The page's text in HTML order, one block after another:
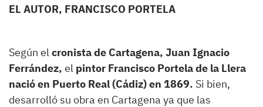
EL AUTOR, FRANCISCO PORTELA
Según elcronista de Cartagena, Juan Ignacio
Ferrández, el pintor Francisco Portela de la Llera
nació en Puerto Real (Cádiz) en 1869. Si bien,
desarrolló su obra en Cartagena ya que las